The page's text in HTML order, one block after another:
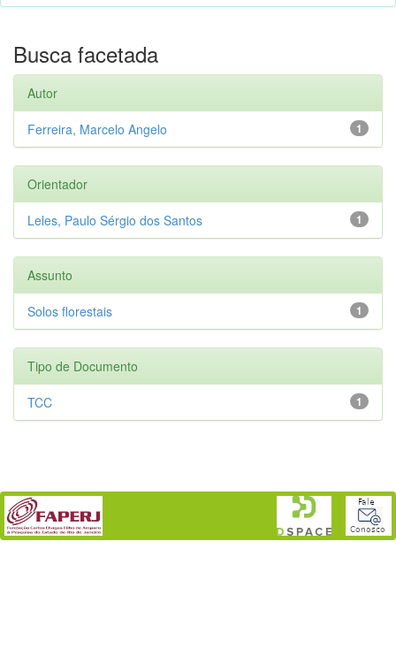
Busca facetada
Autor
1
Ferreira, Marcelo Angelo
Orientador
1
Leles, Paulo Sérgio dos Santos
Assunto
1
Solos florestais
Tipo de Documento
1
TCC